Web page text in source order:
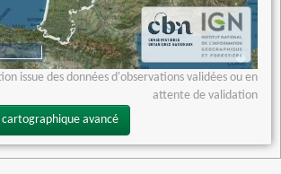
issue des données d'observations validées ou en
attente de validation
avancé